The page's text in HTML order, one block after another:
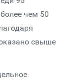
чем 50
свыше